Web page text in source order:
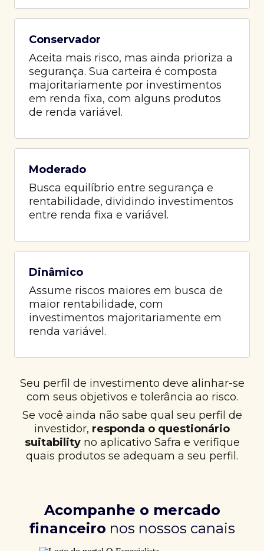
Conservador
Aceita mais risco, mas ainda prioriza a
segurança. Sua carteira é composta
majoritariamente por investimentos
em renda fixa, com alguns produtos
de renda variável.
Moderado
Busca equilíbrio entre segurança e
rentabilidade, dividindo investimentos
entre renda fixa e variável.
Dinâmico
Assume riscos maiores em busca de
maior rentabilidade, com
investimentos majoritariamente em
renda variável.
Seu perfil de investimento deve alinhar-se
com seus objetivos e tolerância ao risco.
Se você ainda não sabe qual seu perfil de
investidor, responda o questionário
suitabilityno aplicativo Safra e verifique
quais produtos se adequam a seu perfil.
Acompanhe o mercado
financeiro nos nossos canais